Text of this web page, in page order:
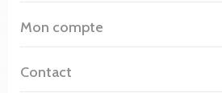
Mon compte
Contact